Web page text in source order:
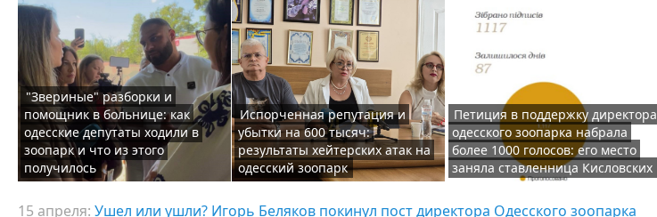
"Звериные" разборки и
помощник в больнице: как
одесские депутаты ходили в
зоопарк и что из этого
получилось
Испорченная репутация и
убытки на 600 тысяч:
результаты хейтерских атак на
одесский зоопарк
Петиция в поддержку директора
одесского зоопарка набрала
более 1000 голосов: его место
заняла ставленница Кисловских
15 апреля: Ушел или ушли? Игорь Беляков покинул пост директора Одесского зоопарка